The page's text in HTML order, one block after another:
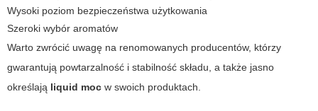
Wysoki poziom bezpieczeństwa użytkowania
Szeroki wybór aromatów
Warto zwrócić uwagę na renomowanych producentów, którzy
gwarantują powtarzalność i stabilność składu, a także jasno
określają liquid moc w swoich produktach.